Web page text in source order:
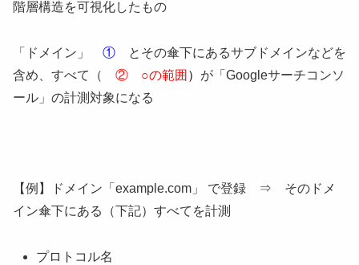
階層構造を可視化したもの
「ドメイン」 ① とその傘下にあるサブドメインなどを
含め、すべて（ ② ○の範囲 ） が「Googleサーチコンソ
ール」の計測対象になる
【例】ドメイン「example.com」 で登録 ⇒ そのドメ
イン傘下にある（下記）すべてを計測
プロトコル名